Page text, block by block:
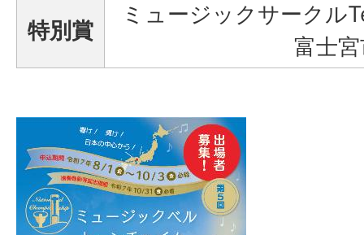
特別賞
ミュージックサークル
富士